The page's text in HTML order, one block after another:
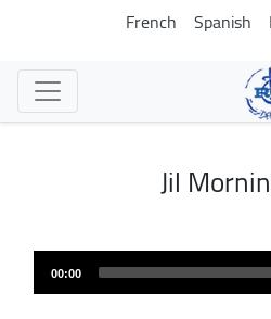
تجاوز
Spanish
French
Jil
00:00